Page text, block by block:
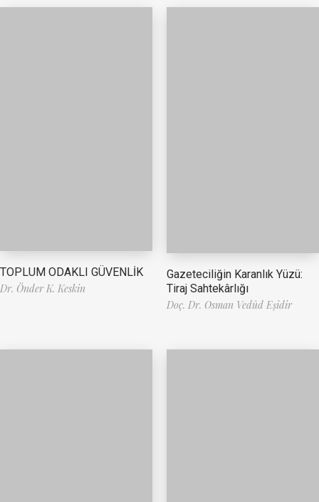
TOPLUM ODAKLI GÜVENLİK
Dr. Önder K. Keskin
Gazeteciliğin Karanlık Yüzü:
Tiraj Sahtekârlığı
Doç. Dr. Osman Vedûd Eşidir